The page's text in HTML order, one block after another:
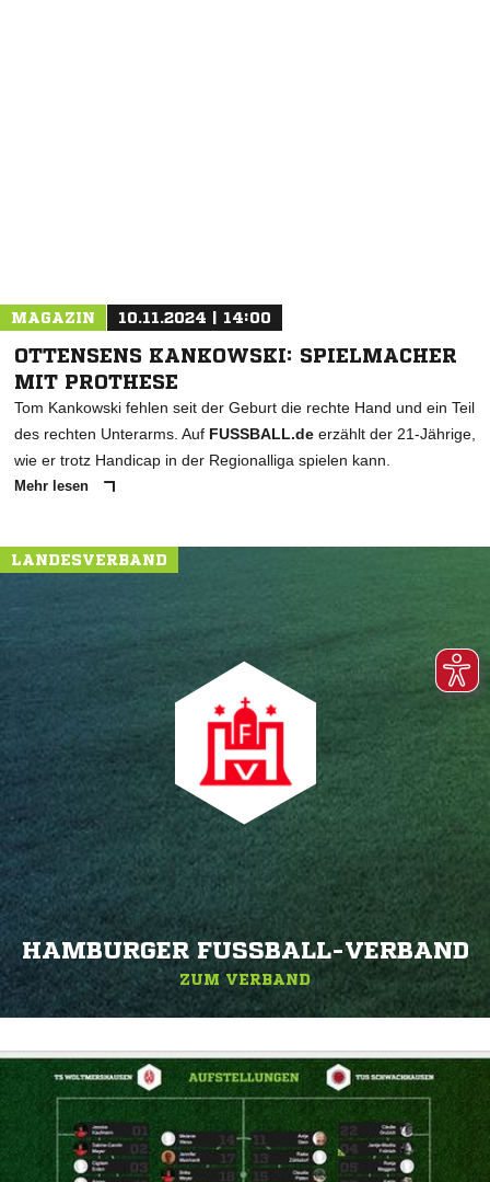
MAGAZIN 10.11.2024 | 14:00
OTTENSENS KANKOWSKI: SPIELMACHER
MIT PROTHESE
Tom Kankowski fehlen seit der Geburt die rechte Hand und ein Teil
des rechten Unterarms. Auf FUSSBALL.de erzählt der 21-Jährige,
wie er trotz Handicap in der Regionalliga spielen kann.
Mehr lesen
LANDESVERBAND
HAMBURGER FUSSBALL-VERBAND
ZUM VERBAND